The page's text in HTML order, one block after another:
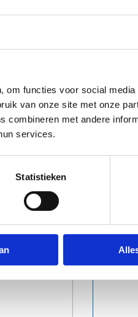
functies voor social media
van onze site met onze
combineren met andere
services.
Statistieken